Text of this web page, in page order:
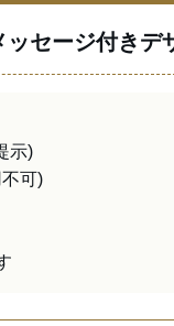
セージ付きデ
示)
可)